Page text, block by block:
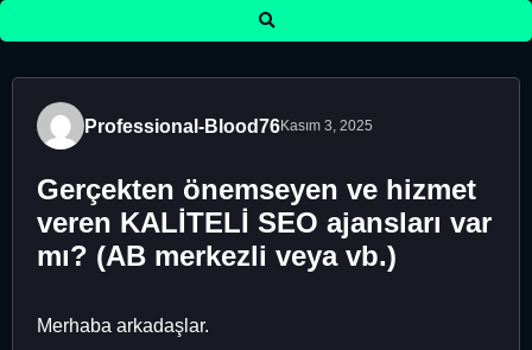
Professional-Blood76Kasım 3, 2025
Gerçekten önemseyen ve hizmet
veren KALİTELİ SEO ajansları var
mı? (AB merkezli veya vb.)
Merhaba arkadaşlar.